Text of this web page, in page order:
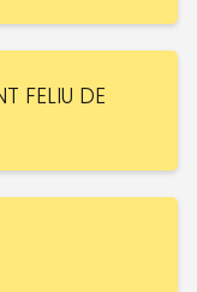
FELIU DE